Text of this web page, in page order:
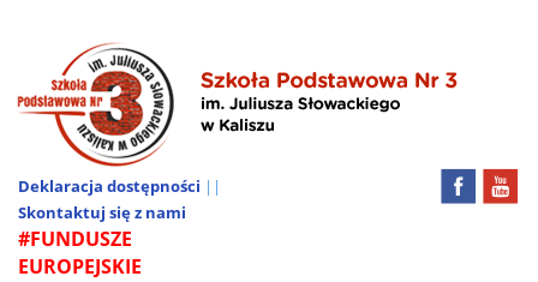
Deklaracja dostępności ||
Skontaktuj się z nami
#FUNDUSZE
EUROPEJSKIE